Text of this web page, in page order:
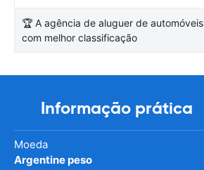
🏆 A agência de aluguer de automóveis
com melhor classificação
Informação prática
Moeda
Argentine peso